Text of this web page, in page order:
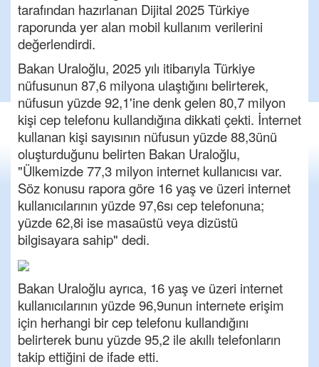
tarafından hazırlanan Dijital 2025 Türkiye
raporunda yer alan mobil kullanım verilerini
değerlendirdi.
Bakan Uraloğlu, 2025 yılı itibarıyla Türkiye
nüfusunun 87,6 milyona ulaştığını belirterek,
nüfusun yüzde 92,1'ine denk gelen 80,7 milyon
kişi cep telefonu kullandığına dikkati çekti. İnternet
kullanan kişi sayısının nüfusun yüzde 88,3ünü
oluşturduğunu belirten Bakan Uraloğlu,
"Ülkemizde 77,3 milyon internet kullanıcısı var.
Söz konusu rapora göre 16 yaş ve üzeri internet
kullanıcılarının yüzde 97,6sı cep telefonuna;
yüzde 62,8i ise masaüstü veya dizüstü
bilgisayara sahip" dedi.
Bakan Uraloğlu ayrıca, 16 yaş ve üzeri internet
kullanıcılarının yüzde 96,9unun internete erişim
için herhangi bir cep telefonu kullandığını
belirterek bunu yüzde 95,2 ile akıllı telefonların
takip ettiğini de ifade etti.